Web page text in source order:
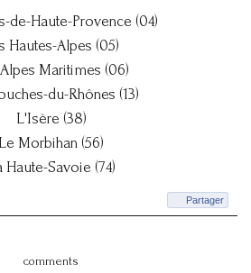
de-Haute-Provence (04)
Hautes-Alpes (05)
Maritimes (06)
du-Rhônes (13)
L'Isère (38)
Le Morbihan (56)
Haute-Savoie (74)
Partager
comments